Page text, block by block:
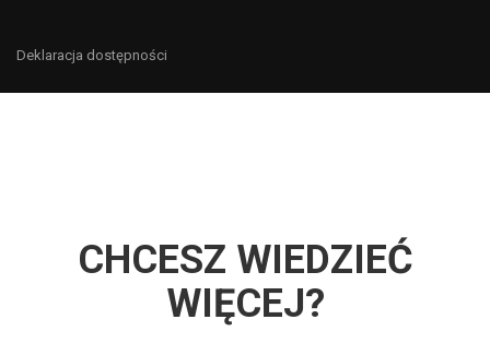
Deklaracja dostępności
CHCESZ WIEDZIEĆ
WIĘCEJ?